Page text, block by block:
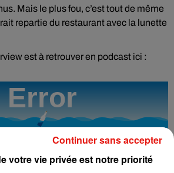
Mais le plus fou, c’est tout de même
repartie du restaurant avec la lunette
est à retrouver en podcast ici :
votre vie privée est notre priorité
Continuer sans accepter